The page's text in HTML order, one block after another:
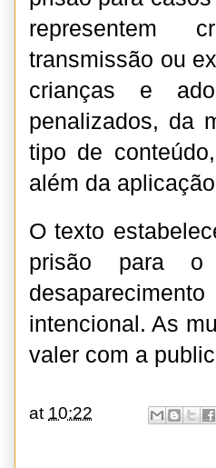
representem
transmissão ou
crianças e
penalizados, da
tipo de
além da
O texto
prisão para o
intencional. As
valer com a
at 10:22